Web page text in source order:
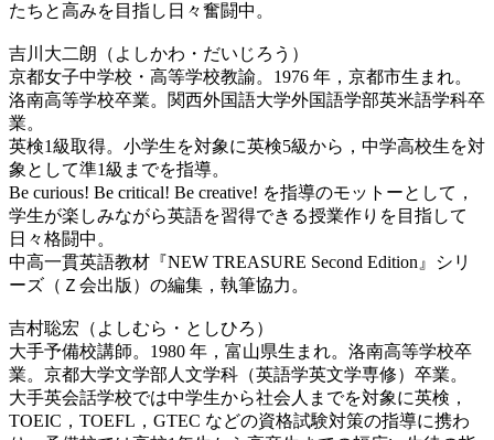
たちと高みを目指し日々奮闘中。
吉川大二朗（よしかわ・だいじろう）
京都女子中学校・高等学校教諭。1976 年，京都市生まれ。
洛南高等学校卒業。関西外国語大学外国語学部英米語学科卒
業。
英検1級取得。小学生を対象に英検5級から，中学高校生を対
象として準1級までを指導。
Be curious! Be critical! Be creative! を指導のモットーとして，
学生が楽しみながら英語を習得できる授業作りを目指して
日々格闘中。
中高一貫英語教材『NEW TREASURE Second Edition』シリ
ーズ（Ｚ会出版）の編集，執筆協力。
吉村聡宏（よしむら・としひろ）
大手予備校講師。1980 年，富山県生まれ。洛南高等学校卒
業。京都大学文学部人文学科（英語学英文学専修）卒業。
大手英会話学校では中学生から社会人までを対象に英検，
TOEIC，TOEFL，GTEC などの資格試験対策の指導に携わ